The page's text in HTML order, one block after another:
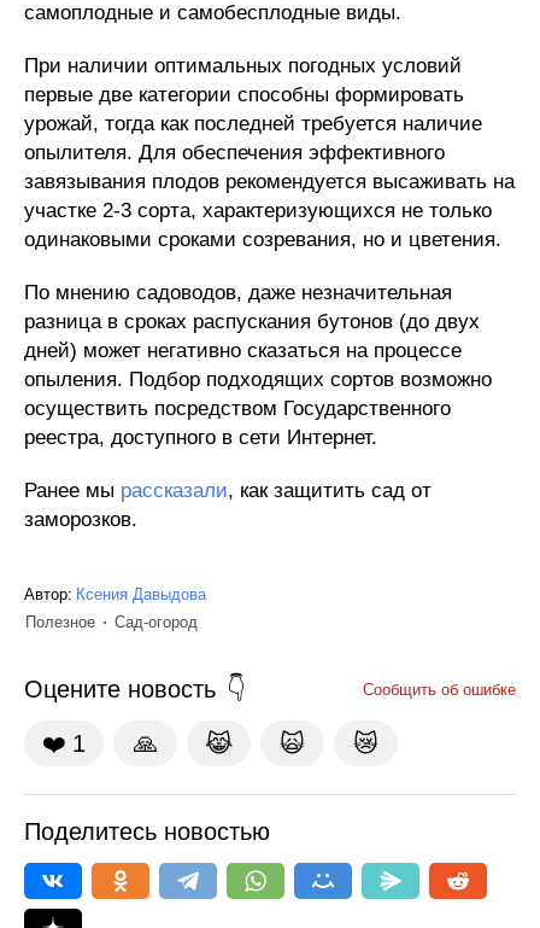
самоплодные и самобесплодные виды.
При наличии оптимальных погодных условий
первые две категории способны формировать
урожай, тогда как последней требуется наличие
опылителя. Для обеспечения эффективного
завязывания плодов рекомендуется высаживать на
участке 2-3 сорта, характеризующихся не только
одинаковыми сроками созревания, но и цветения.
По мнению садоводов, даже незначительная
разница в сроках распускания бутонов (до двух
дней) может негативно сказаться на процессе
опыления. Подбор подходящих сортов возможно
осуществить посредством Государственного
реестра, доступного в сети Интернет.
Ранее мы рассказали, как защитить сад от
заморозков.
Автор: Ксения Давыдова
Полезное
Сад-огород
Оцените новость Сообщить об ошибке
❤️ 1 🙏 😹 🙀 😿
Поделитесь новостью